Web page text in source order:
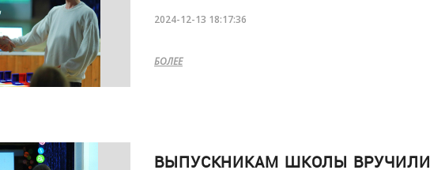
2024-12-13 18:17:36
БОЛЕЕ
ВЫПУСКНИКАМ ШКОЛЫ ВРУЧИЛИ